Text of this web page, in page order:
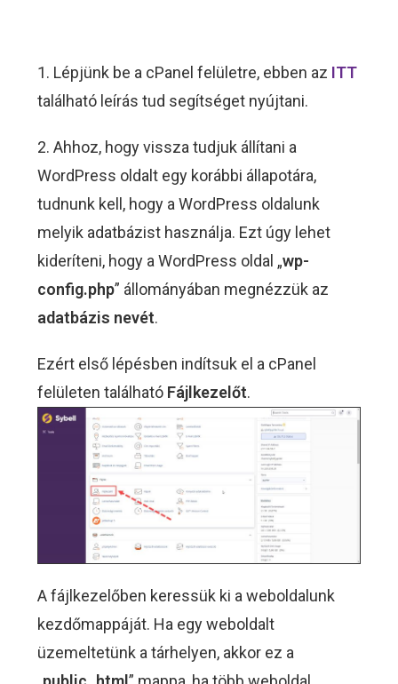
1. Lépjünk be a cPanel felületre, ebben az ITT
található leírás tud segítséget nyújtani.
2. Ahhoz, hogy vissza tudjuk állítani a
WordPress oldalt egy korábbi állapotára,
tudnunk kell, hogy a WordPress oldalunk
melyik adatbázist használja. Ezt úgy lehet
kideríteni, hogy a WordPress oldal „wp-
config.php” állományában megnézzük az
adatbázis nevét.
Ezért első lépésben indítsuk el a cPanel
felületen található Fájlkezelőt.
A fájlkezelőben keressük ki a weboldalunk
kezdőmappáját. Ha egy weboldalt
üzemeltetünk a tárhelyen, akkor ez a